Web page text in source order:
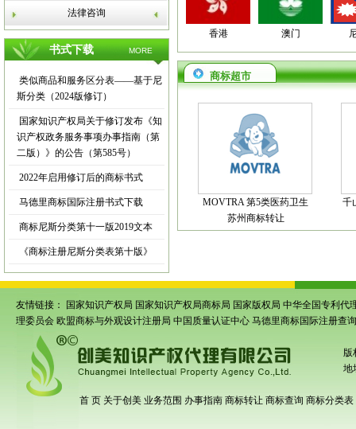
法律咨询
书式下载 MORE
类似商品和服务区分表——基于尼
斯分类（2024版修订）
国家知识产权局关于修订发布《知
识产权政务服务事项办事指南（第
二版）》的公告（第585号）
2022年启用修订后的商标书式
马德里商标国际注册书式下载
商标尼斯分类第十一版2019文本
《商标注册尼斯分类表第十版》
香港 澳门
商标超市
MOVTRA 第5类医药卫生
苏州商标转让
千
友情链接： 国家知识产权局 国家知识产权局商标局 国家版权局 中华全国专利代
理委员会 欧盟商标与外观设计注册局 中国质量认证中心 马德里商标国际注册查询
版
地
首 页 关于创美 业务范围 办事指南 商标转让 商标查询 商标分类表